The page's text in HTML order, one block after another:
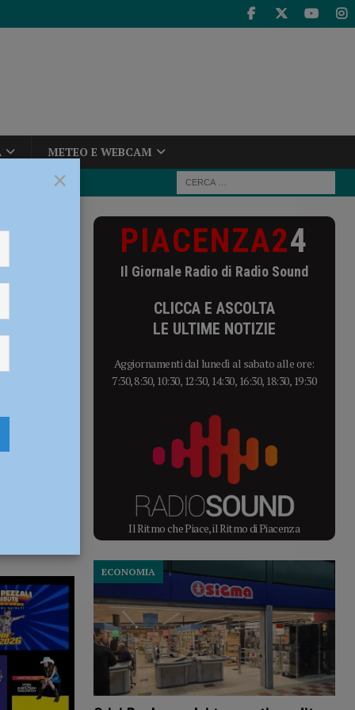
METEO E WEBCAM
e
PIACENZA24
Il Giornale Radio di Radio Sound
CLICCA E ASCOLTA
LE ULTIME NOTIZIE
Aggiornamenti dal lunedì al sabato alle ore:
7:30, 8:30, 10:30, 12:30, 14:30, 16:30, 18:30, 19:30
Il Ritmo che Piace, il Ritmo di Piacenza
ECONOMIA
×